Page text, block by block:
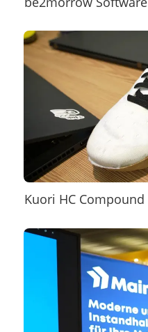
Kuori HC Compound